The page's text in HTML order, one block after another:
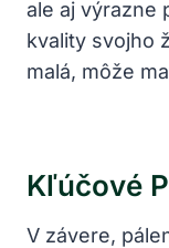
ale aj výrazne
kvality svojho
malá, môže
Kľúčové
V závere,